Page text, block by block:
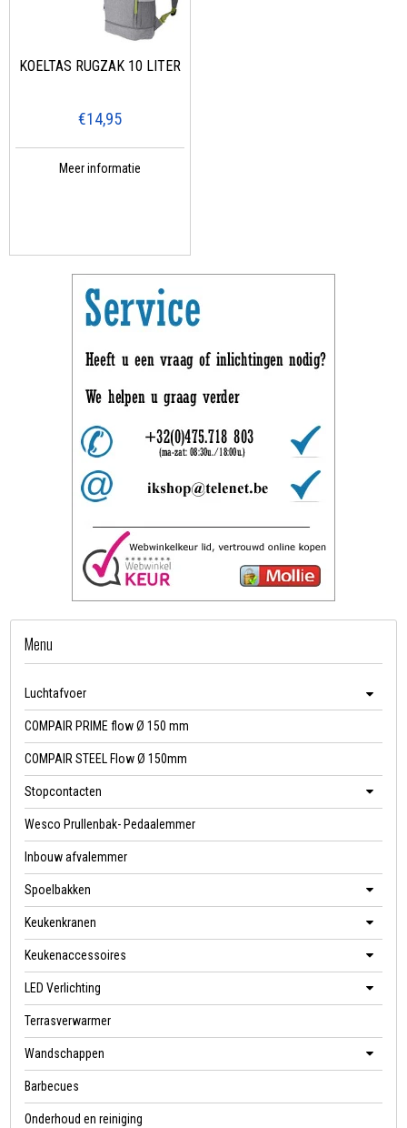
KOELTAS RUGZAK 10 LITER
€14,95
Meer informatie
Menu
Luchtafvoer
COMPAIR PRIME flow Ø 150 mm
COMPAIR STEEL Flow Ø 150mm
Stopcontacten
Wesco Prullenbak- Pedaalemmer
Inbouw afvalemmer
Spoelbakken
Keukenkranen
Keukenaccessoires
LED Verlichting
Terrasverwarmer
Wandschappen
Barbecues
Onderhoud en reiniging